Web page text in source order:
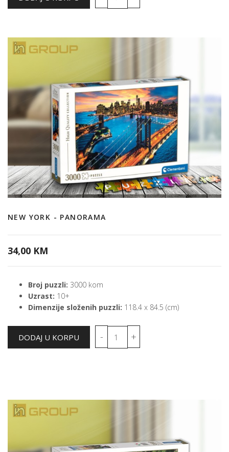
NEW YORK - PANORAMA
34,00 KM
Broj puzzli: 3000 kom
Uzrast: 10+
Dimenzije složenih puzzli: 118.4 x 84.5 (cm)